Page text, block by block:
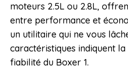
moteurs 2.5L ou 2.8L,
entre performance et
un utilitaire qui ne vous
caractéristiques indiquent
fiabilité du Boxer 1.